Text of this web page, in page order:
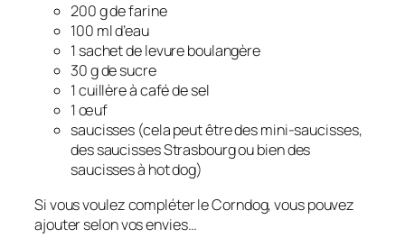
200 g de farine
100 ml d’eau
1 sachet de levure boulangère
30 g de sucre
1 cuillère à café de sel
1 œuf
saucisses (cela peut être des mini-saucisses,
des saucisses Strasbourg ou bien des
saucisses à hot dog)
Si vous voulez compléter le Corndog, vous pouvez
ajouter selon vos envies…